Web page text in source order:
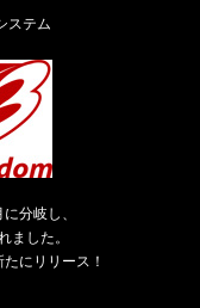
ステム
分岐し、
ました。
にリリース！